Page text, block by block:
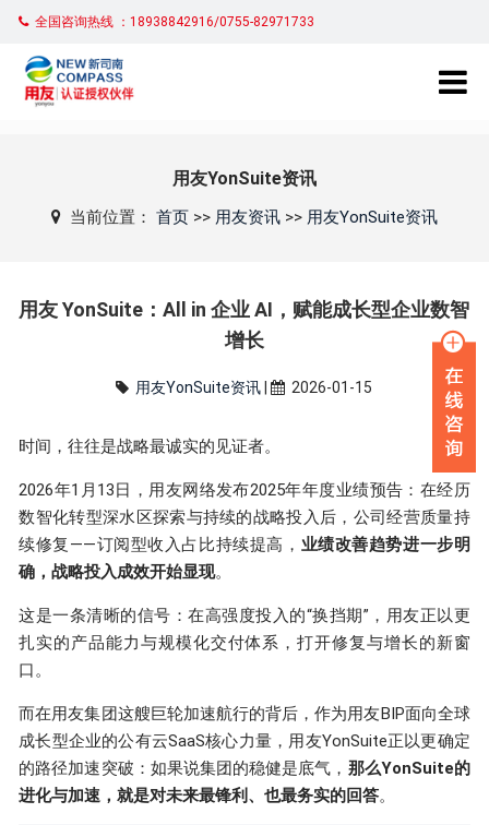
全国咨询热线 ：18938842916/0755-82971733
用友YonSuite资讯
当前位置： 首页>> 用友资讯>> 用友YonSuite资讯
用友 YonSuite：All in 企业 AI，赋能成长型企业数智
增长
用友YonSuite资讯 | 2026-01-15
时间，往往是战略最诚实的见证者。
2026年1月13日，用友网络发布2025年年度业绩预告：在经历
数智化转型深水区探索与持续的战略投入后，公司经营质量持
续修复——订阅型收入占比持续提高， 业绩改善趋势进一步明
确，战略投入成效开始显现。
这是一条清晰的信号：在高强度投入的“换挡期”，用友正以更
扎实的产品能力与规模化交付体系，打开修复与增长的新窗
口。
而在用友集团这艘巨轮加速航行的背后，作为用友BIP面向全球
成长型企业的公有云SaaS核心力量，用友YonSuite正以更确定
的路径加速突破：如果说集团的稳健是底气， 那么YonSuite的
进化与加速，就是对未来最锋利、也最务实的回答。